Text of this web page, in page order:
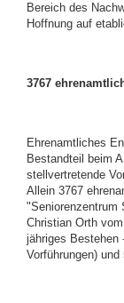
Bereich des
Hoffnung auf
3767
Ehrenamtliches
Bestandteil beim
stellvertretende
Allein 3767
"Seniorenzentrum
Christian Orth
jähriges Bestehen
Vorführungen)